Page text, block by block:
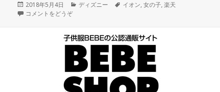
投
稿
2018年5月4日
カ
ー
ディズニー
タ
イオン,女の子,楽天
コメントをどうぞ